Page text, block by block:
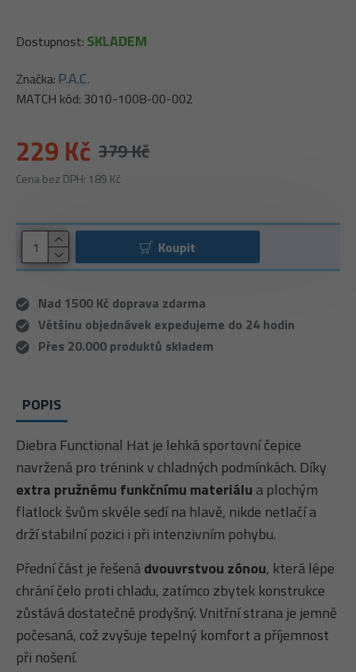
229 Kč 379 Kč
Cena bez DPH: 189 Kč
Dostupnost: SKLADEM
Značka: P.A.C.
MATCH kód: 3010-1008-00-002
Koupit
Nad 1500 Kč doprava zdarma
Většinu objednávek expedujeme do 24 hodin
Přes 20.000 produktů skladem
POPIS
Diebra Functional Hat je lehká sportovní čepice
navržená pro trénink v chladných podmínkách. Díky
extra pružnému funkčnímu materiálu a plochým
flatlock švům skvěle sedí na hlavě, nikde netlačí a
drží stabilní pozici i při intenzivním pohybu.
Přední část je řešenádvouvrstvou zónou, která lépe
chrání čelo proti chladu, zatímco zbytek konstrukce
zůstává dostatečně prodyšný. Vnitřní strana je jemně
počesaná, což zvyšuje tepelný komfort a příjemnost
při nošení.